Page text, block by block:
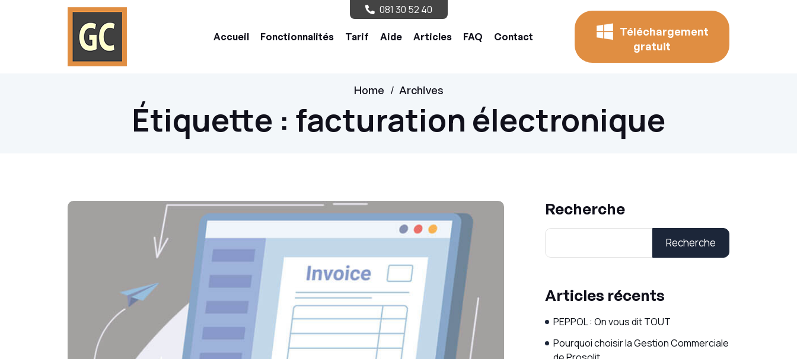
081 30 52 40
Accueil Fonctionnalités Tarif Aide Articles FAQ Contact
Téléchargement
gratuit
Home / Archives
Étiquette : facturation électronique
Recherche
Recherche
Articles récents
PEPPOL : On vous dit TOUT
Pourquoi choisir la Gestion Commerciale